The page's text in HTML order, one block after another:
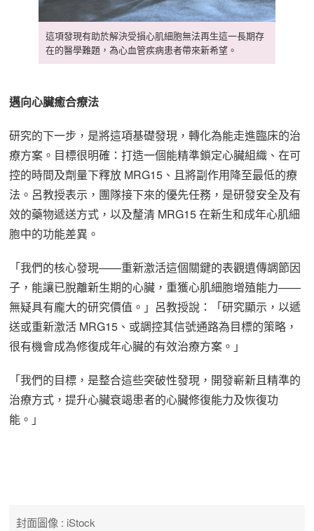
這項發現有助於解決受損心肌細胞無法再生這一長期存
在的醫學難題，為心血管疾病患者帶來新希望。
邁向心臟癒合療法
研究的下一步，是將這項基礎發現，轉化為能走進臨床的治
療方案。目標很明確：打造一個能精準鎖定心臟組織、在可
控的時間及劑量下釋放 MRG15、且將副作用降至最低的療
法。呂教授表示，團隊接下來的優先任務，是研發安全及有
效的藥物遞送方式，以及釐清 MRG15 在新生和成年心肌細
胞中的功能差異。
「我們的核心發現——重新激活這個關鍵的表觀遺傳調節因
子，能讓已脫離新生期的心臟，重獲心肌細胞增殖能力——
無疑具有龐大的研究價值。」呂教授說：「研究顯示，以遞
送或重新激活 MRG15、或調控其信號通路為目標的策略，
很有機會成為修復成年心臟的有效治療方案。」
「我們的目標，是整合這些突破性發現，開發嶄新且精準的
治療方式，提升心臟衰竭患者的心臟修復能力及恢復功
能。」
封面圖像 : iStock